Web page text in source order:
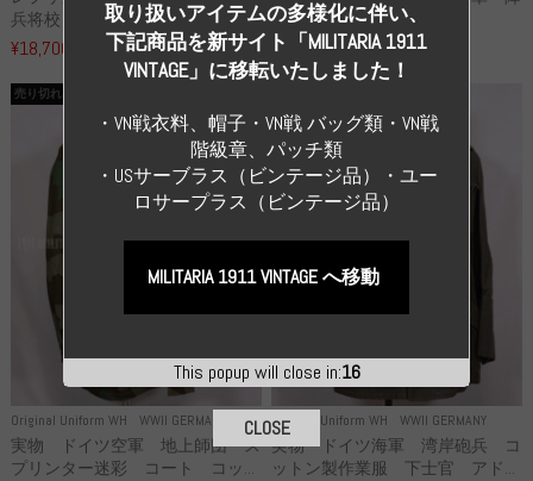
兵将校 クラッシュキャップ ...
¥18,700 （税込）
下猟兵 ヘルメット
¥49,800（税込）
Original Uniform WH WWII GERMANY
売り切れ
実物 ドイツ空軍 地上師団 ス
プリンター迷彩 コート コッ...
Original Uniform WH WWII GERMANY
実物 ドイツ海軍 湾岸砲兵 コ
ットン製作業服 下士官 アド...
This popup will close in:15
取り扱いアイテムの多様化に伴い、
下記商品を新サイト「MILITARIA 1911
VINTAGE」に移転いたしました！
・VN戦衣料、帽子・VN戦 バッグ類・VN戦
階級章、パッチ類
・USサーブラス（ビンテージ品）・ユー
ロサープラス（ビンテージ品）
MILITARIA 1911 VINTAGE へ移動
CLOSE